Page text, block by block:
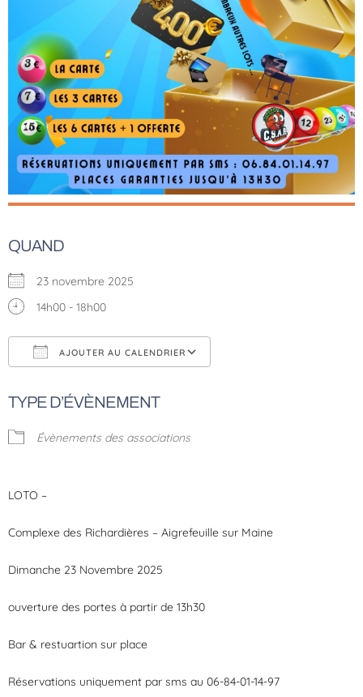
QUAND
23 novembre 2025
14h00 - 18h00
AJOUTER AU CALENDRIER
TYPE D’ÉVÈNEMENT
Évènements des associations
LOTO –
Complexe des Richardières – Aigrefeuille sur Maine
Dimanche 23 Novembre 2025
ouverture des portes à partir de 13h30
Bar & restuartion sur place
Réservations uniquement par sms au 06-84-01-14-97